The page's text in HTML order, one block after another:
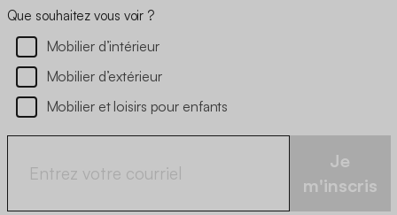
Que souhaitez vous voir ?
Mobilier d’intérieur
Mobilier d’extérieur
Mobilier et loisirs pour enfants
Je
m'inscris